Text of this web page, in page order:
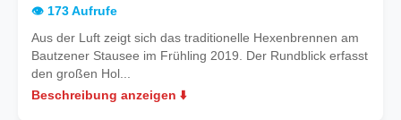
👁️ 173 Aufrufe
Aus der Luft zeigt sich das traditionelle Hexenbrennen am
Bautzener Stausee im Frühling 2019. Der Rundblick erfasst
den großen Hol...
Beschreibung anzeigen ⬇️